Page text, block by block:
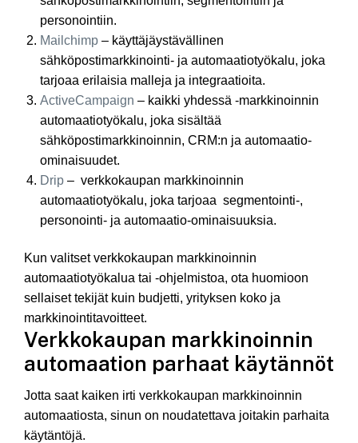
personointiin.
Mailchimp – käyttäjäystävällinen
sähköpostimarkkinointi- ja automaatiotyökalu, joka
tarjoaa erilaisia malleja ja integraatioita.
ActiveCampaign – kaikki yhdessä -markkinoinnin
automaatiotyökalu, joka sisältää
sähköpostimarkkinoinnin, CRM:n ja automaatio-
ominaisuudet.
Drip – verkkokaupan markkinoinnin
automaatiotyökalu, joka tarjoaa segmentointi-,
personointi- ja automaatio-ominaisuuksia.
Kun valitset verkkokaupan markkinoinnin
automaatiotyökalua tai -ohjelmistoa, ota huomioon
sellaiset tekijät kuin budjetti, yrityksen koko ja
markkinointitavoitteet.
Verkkokaupan markkinoinnin
automaation parhaat käytännöt
Jotta saat kaiken irti verkkokaupan markkinoinnin
automaatiosta, sinun on noudatettava joitakin parhaita
käytäntöjä.